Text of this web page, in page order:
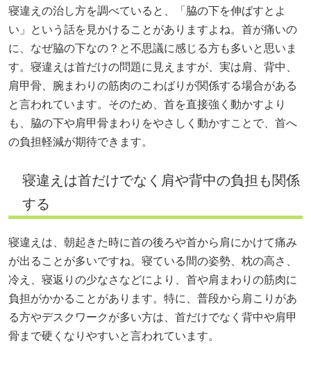
寝違えの治し方を調べていると、「脇の下を伸ばすとよ
い」という話を見かけることがありますよね。首が痛いの
に、なぜ脇の下なの？と不思議に感じる方も多いと思いま
す。寝違えは首だけの問題に見えますが、実は肩、背中、
肩甲骨、腕まわりの筋肉のこわばりが関係する場合がある
と言われています。そのため、首を直接強く動かすより
も、脇の下や肩甲骨まわりをやさしく動かすことで、首へ
の負担軽減が期待できます。
寝違えは首だけでなく肩や背中の負担も関係
する
寝違えは、朝起きた時に首の後ろや首から肩にかけて痛み
が出ることが多いですね。寝ている間の姿勢、枕の高さ、
冷え、寝返りの少なさなどにより、首や肩まわりの筋肉に
負担がかかることがあります。特に、普段から肩こりがあ
る方やデスクワークが多い方は、首だけでなく背中や肩甲
骨まで硬くなりやすいと言われています。